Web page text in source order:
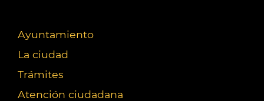
Ayuntamiento
La ciudad
Trámites
Atención ciudadana